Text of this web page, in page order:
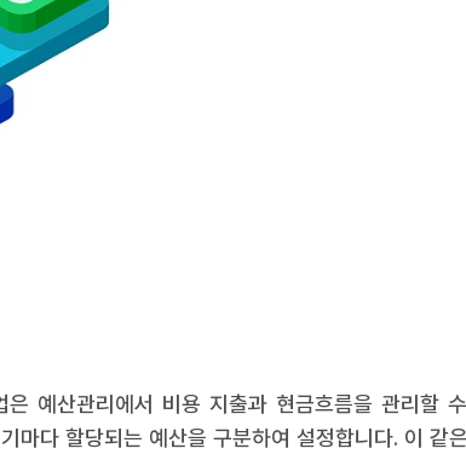
예산관리에서 비용 지출과 현금흐름을 관리할
마다 할당되는 예산을 구분하여 설정합니다. 이 같